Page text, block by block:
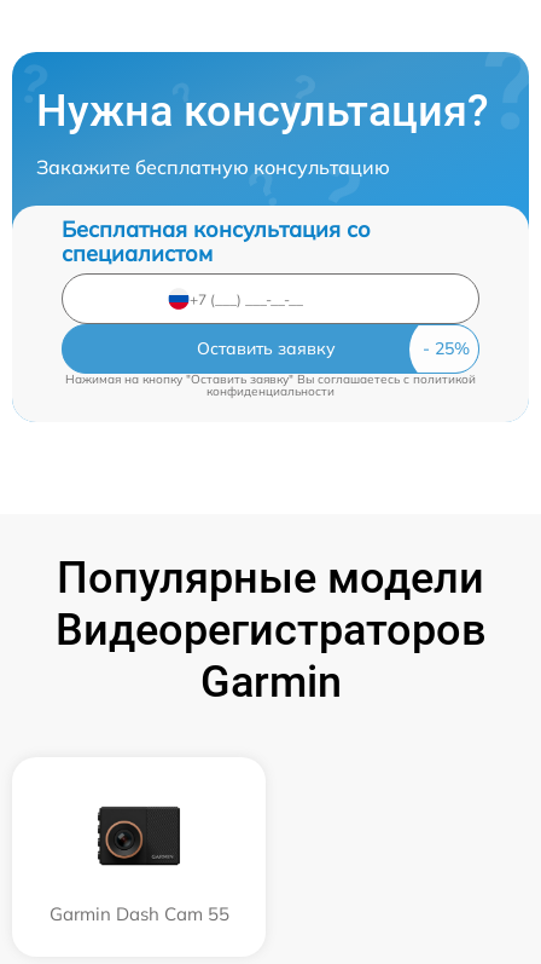
Нужна консультация?
Закажите бесплатную консультацию
Бесплатная консультация со
специалистом
Оставить заявку
Нажимая на кнопку "Оставить заявку" Вы соглашаетесь cполитикой
конфиденциальности
Популярные модели
Видеорегистраторов
Garmin
Garmin Dash Cam 55